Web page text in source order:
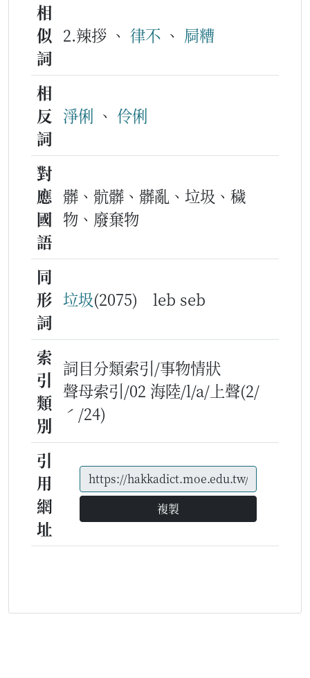
相
似
詞
2.辣拶 、 律不 、 屙糟
相
反
詞
淨俐 、 伶俐
對
應
國
語
髒、骯髒、髒亂、垃圾、穢
物、廢棄物
同
形
詞
垃圾(2075) leb seb
索
引
類
別
詞目分類索引/事物情狀
聲母索引/02 海陸/l/a/上聲(2/
ˊ/24)
引
用
網
址
複製